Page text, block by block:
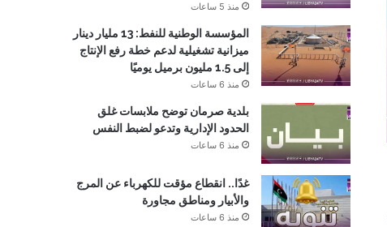
منذ 5 ساعات
المؤسسة الوطنية للنفط: 13 مليار دينار
ميزانية تشغيلية لدعم خطة رفع الإنتاج
إلى 1.5 مليون برميل يوميًا
منذ 6 ساعات
بلدية صرمان توضح ملابسات غلق
الحدود الإدارية وتدعو لضبط النفس
منذ 6 ساعات
غدًا.. انقطاع مؤقت للكهرباء عن المرج
والأبيار ومناطق مجاورة
منذ 6 ساعات